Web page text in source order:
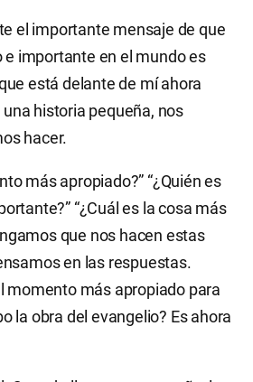
el importante mensaje de que
e importante en el mundo es
está delante de mí ahora
historia pequeña, nos
hacer.
más apropiado?” “¿Quién es
“¿Cuál es la cosa más
que nos hacen estas
en las respuestas.
momento más apropiado para
la obra del evangelio? Es ahora